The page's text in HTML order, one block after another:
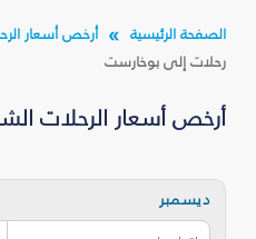
الصفحة الرئيسية أرخص أسعار
رحلات إلى بوخارست
أرخص أسعار الرحلات
ديسمبر